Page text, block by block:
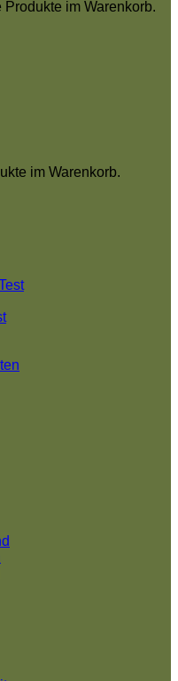
im Warenkorb.
im Warenkorb.